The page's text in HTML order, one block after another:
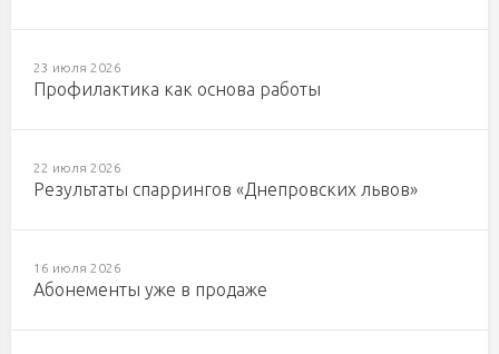
23 июля 2026
Профилактика как основа работы
22 июля 2026
Результаты спаррингов «Днепровских львов»
16 июля 2026
Абонементы уже в продаже